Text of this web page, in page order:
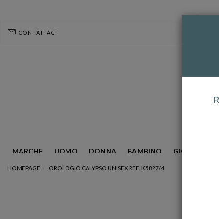
CONTATTACI
MARCHE UOMO DONNA BAMBINO GIOIELLERIA
HOMEPAGE OROLOGIO CALYPSO UNISEX REF. K5827/4